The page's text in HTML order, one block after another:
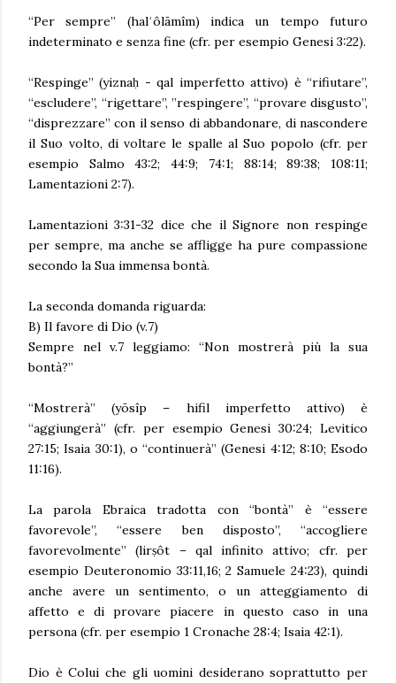
“Per sempre” (halʿôlāmîm) indica un tempo futuro
indeterminato e senza fine (cfr. per esempio Genesi 3:22).
“Respinge” (yiznaḥ - qal imperfetto attivo) è “rifiutare”,
“escludere”, “rigettare”, ”respingere”, “provare disgusto”,
“disprezzare” con il senso di abbandonare, di nascondere
il Suo volto, di voltare le spalle al Suo popolo (cfr. per
esempio Salmo 43:2; 44:9; 74:1; 88:14; 89:38; 108:11;
Lamentazioni 2:7).
Lamentazioni 3:31-32 dice che il Signore non respinge
per sempre, ma anche se affligge ha pure compassione
secondo la Sua immensa bontà.
La seconda domanda riguarda:
B) Il favore di Dio (v.7)
Sempre nel v.7 leggiamo: “Non mostrerà più la sua
bontà?”
“Mostrerà” (yōsîp – hifil imperfetto attivo) è
“aggiungerà” (cfr. per esempio Genesi 30:24; Levitico
27:15; Isaia 30:1), o “continuerà” (Genesi 4:12; 8:10; Esodo
11:16).
La parola Ebraica tradotta con “bontà” è “essere
favorevole”, “essere ben disposto”, “accogliere
favorevolmente” (lirṣôt – qal infinito attivo; cfr. per
esempio Deuteronomio 33:11,16; 2 Samuele 24:23), quindi
anche avere un sentimento, o un atteggiamento di
affetto e di provare piacere in questo caso in una
persona (cfr. per esempio 1 Cronache 28:4; Isaia 42:1).
Dio è Colui che gli uomini desiderano soprattutto per